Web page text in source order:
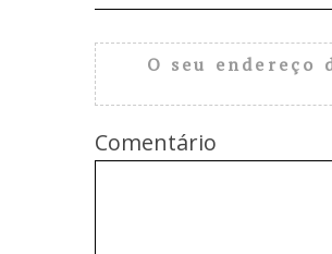
O seu endereço
Comentário